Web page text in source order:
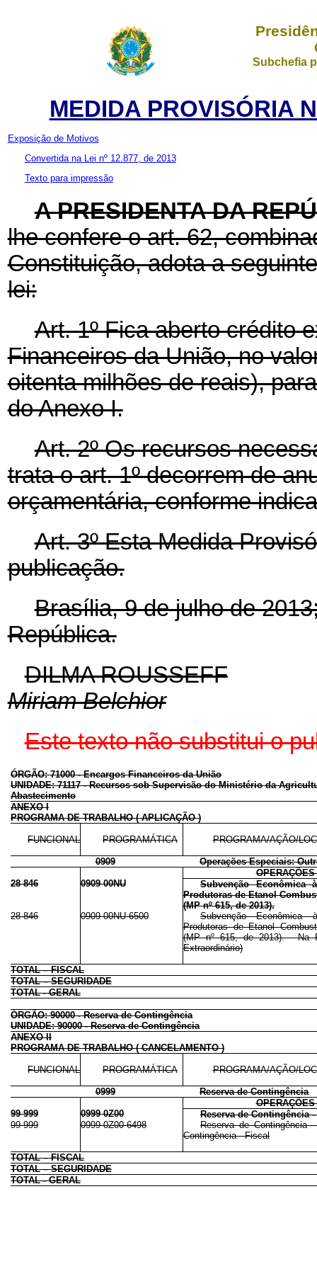
Subchefia
MEDIDA PROVISÓRIA
Exposição de Motivos
Convertida na Lei nº 12.877, de 2013
Texto para impressão
A PRESIDENTA DA
lhe confere o art. 62,
Constituição, adota a
lei:
Art. 1º Fica aberto crédito
Financeiros da União, no
oitenta milhões de reais),
do Anexo I.
Art. 2º Os recursos
trata o art. 1º decorrem de
orçamentária, conforme
Art. 3º Esta Medida
publicação.
Brasília, 9 de julho de
República.
DILMA ROUSSEFF
Miriam Belchior
Este texto não substitui o
ÓRGÃO: 71000 - Encargos Financeiros da União
UNIDADE: 71117 - Recursos sob Supervisão do Ministério da
Abastecimento
ANEXO I
PROGRAMA DE TRABALHO ( APLICAÇÃO )
FUNCIONAL PROGRAMÁTICA PROGRAMA/AÇÃO/
0909
Operações Especiais:
28 846
0909 00NU
Subvenção Econômica
Produtoras de Etanol
(MP nº 615, de 2013).
28 846
0909 00NU 6500
Subvenção Econômica
Produtoras de Etanol
(MP nº 615, de 2013). - Na
Extraordinário)
TOTAL – FISCAL
TOTAL – SEGURIDADE
TOTAL - GERAL
ÓRGÃO: 90000 - Reserva de Contingência
UNIDADE: 90000 - Reserva de Contingência
ANEXO II
PROGRAMA DE TRABALHO ( CANCELAMENTO )
FUNCIONAL PROGRAMÁTICA PROGRAMA/AÇÃO/
0999
Reserva de Contingência
99 999
0999 0Z00
Reserva de Contingência
99 999
0999 0Z00 6498
Reserva de Contingência
Contingência - Fiscal
TOTAL – FISCAL
TOTAL – SEGURIDADE
TOTAL - GERAL